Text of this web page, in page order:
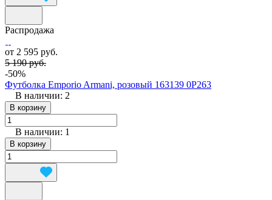
Распродажа
от 2 595 руб.
5 190 руб.
-50%
Футболка Emporio Armani, розовый 163139 0P263
В наличии: 2
В корзину
В наличии: 1
В корзину